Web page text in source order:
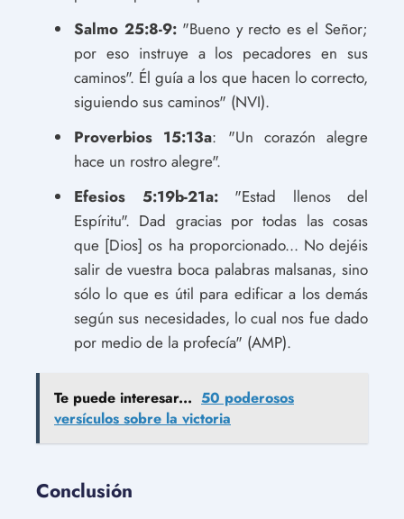
Salmo 25:8-9:"Bueno y recto es el Señor;
por eso instruye a los pecadores en sus
caminos". Él guía a los que hacen lo correcto,
siguiendo sus caminos" (NVI).
Proverbios 15:13a: "Un corazón alegre
hace un rostro alegre".
Efesios 5:19b-21a:"Estad llenos del
Espíritu". Dad gracias por todas las cosas
que [Dios] os ha proporcionado... No dejéis
salir de vuestra boca palabras malsanas, sino
sólo lo que es útil para edificar a los demás
según sus necesidades, lo cual nos fue dado
por medio de la profecía" (AMP).
Te puede interesar... 50 poderosos
versículos sobre la victoria
Conclusión